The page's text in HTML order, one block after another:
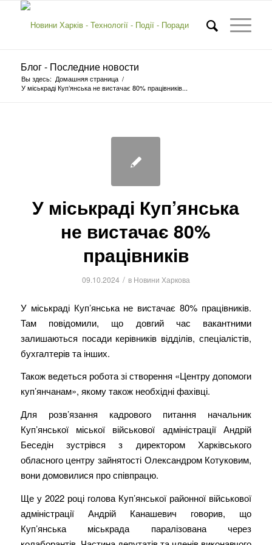
Блог - Последние новости
Вы здесь: Домашняя страница /
У міськраді Куп’янська не вистачає 80% працівників...
У міськраді Куп’янська
не вистачає 80%
працівників
09.10.2024 / в Новини Харкова
У міськраді Куп’янська не вистачає 80% працівників.
Там повідомили, що довгий час вакантними
залишаються посади керівників відділів, спеціалістів,
бухгалтерів та інших.
Також ведеться робота зі створення «Центру допомоги
куп’янчанам», якому також необхідні фахівці.
Для розв’язання кадрового питання начальник
Куп’янської міської військової адміністрації Андрій
Беседін зустрівся з директором Харківського
обласного центру зайнятості Олександром Котуковим,
вони домовилися про співпрацю.
Ще у 2022 році голова Куп’янської районної військової
адміністрації Андрій Канашевич говорив, що
Куп’янська міськрада паралізована через